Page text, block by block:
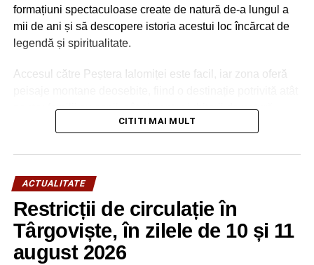
formațiuni spectaculoase create de natură de-a lungul a
mii de ani și să descopere istoria acestui loc încărcat de
legendă și spiritualitate.
Accesul către Peștera Ialomiței este facil, iar zona oferă
pentru familii cu copii, cât și pentru iubitorii de natură,
drumeție și patrimoniu.CITITI MAI MULT
ACTUALITATE
Restricții de circulație în
Târgoviște, în zilele de 10 și 11
august 2026